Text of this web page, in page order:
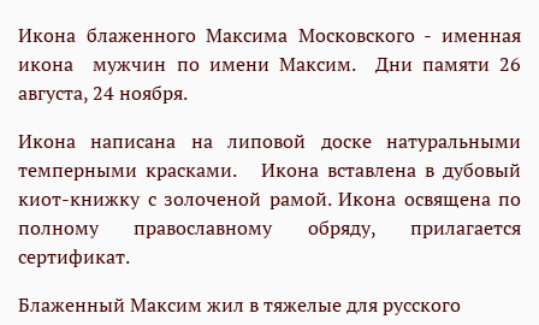
Икона блаженного Максима Московского - именная
икона мужчин по имени Максим. Дни памяти 26
августа, 24 ноября.
Икона написана на липовой доске натуральными
темперными красками. Икона вставлена в дубовый
киот-книжку с золоченой рамой. Икона освящена по
полному православному обряду, прилагается
сертификат.
Блаженный Максим жил в тяжелые для русского